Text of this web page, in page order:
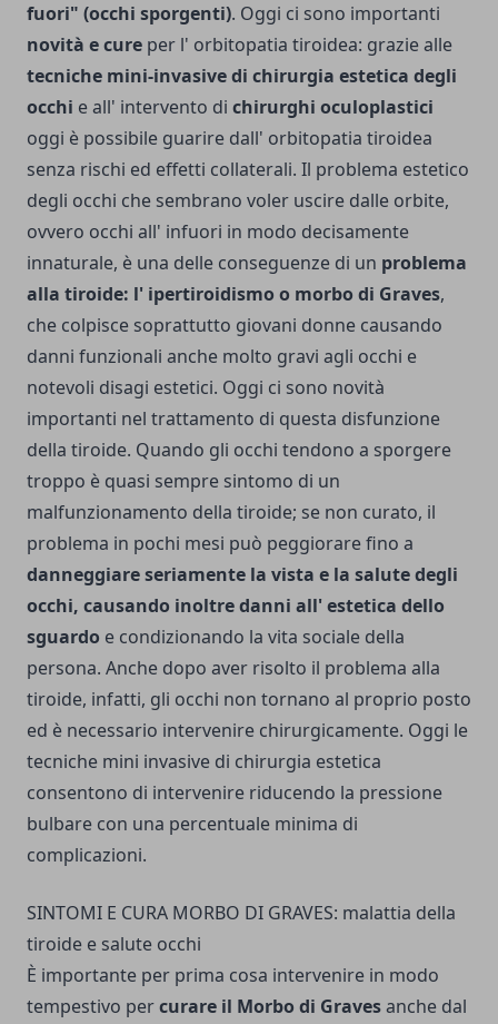
fuori" (occhi sporgenti). Oggi ci sono importanti
novità e cure per l' orbitopatia tiroidea: grazie alle
tecniche mini-invasive di chirurgia estetica degli
occhi e all' intervento di chirurghi oculoplastici
oggi è possibile guarire dall' orbitopatia tiroidea
senza rischi ed effetti collaterali. Il problema estetico
degli occhi che sembrano voler uscire dalle orbite,
ovvero occhi all' infuori in modo decisamente
innaturale, è una delle conseguenze di un problema
alla tiroide: l' ipertiroidismo o morbo di Graves,
che colpisce soprattutto giovani donne causando
danni funzionali anche molto gravi agli occhi e
notevoli disagi estetici. Oggi ci sono novità
importanti nel trattamento di questa disfunzione
della tiroide. Quando gli occhi tendono a sporgere
troppo è quasi sempre sintomo di un
malfunzionamento della tiroide; se non curato, il
problema in pochi mesi può peggiorare fino a
danneggiare seriamente la vista e la salute degli
occhi, causando inoltre danni all' estetica dello
sguardo e condizionando la vita sociale della
persona. Anche dopo aver risolto il problema alla
tiroide, infatti, gli occhi non tornano al proprio posto
ed è necessario intervenire chirurgicamente. Oggi le
tecniche mini invasive di chirurgia estetica
consentono di intervenire riducendo la pressione
bulbare con una percentuale minima di
complicazioni.
SINTOMI E CURA MORBO DI GRAVES: malattia della
tiroide e salute occhi
È importante per prima cosa intervenire in modo
tempestivo percurare il Morbo di Gravesanche dal